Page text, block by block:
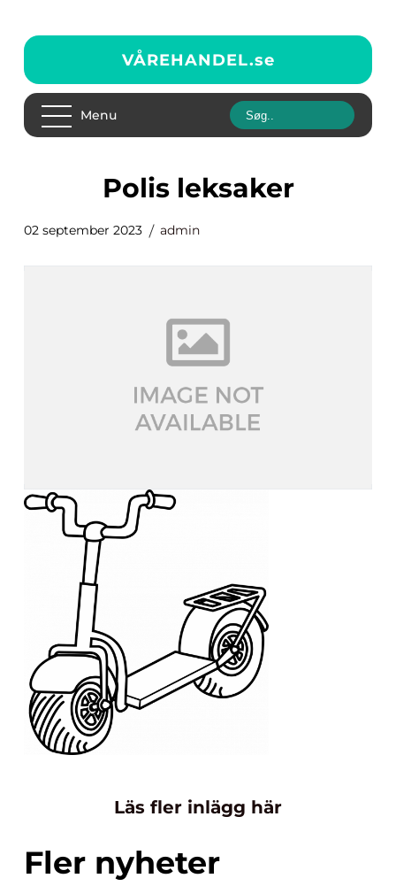
VÅREHANDEL.se
Menu
polis leksaker
02 september 2023 admin
Läs fler inlägg här
Fler nyheter